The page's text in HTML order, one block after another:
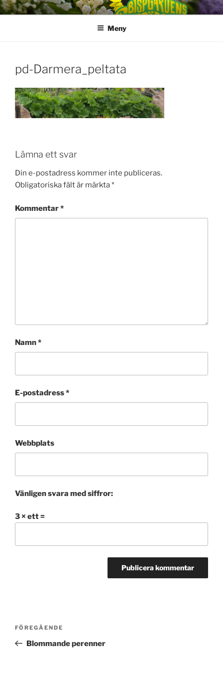
Hoppa
till
Meny
pd-Darmera_peltata
Lämna ett svar
Din e-postadress kommer inte publiceras.
Obligatoriska fält är märkta*
Kommentar*
Namn*
E-postadress*
Webbplats
Vänligen svara med siffror:
3 × ett =
Inläggsnavigering
Föregående
inlägg
FÖREGÅENDE
Blommande perenner